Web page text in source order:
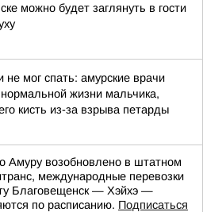
можно будет заглянуть в гости
не мог спать: амурские врачи
нормальной жизни мальчика,
кисть из-за взрыва петарды
Амуру возобновлено в штатном
международные перевозки
Благовещенск — Хэйхэ —
по расписанию. Подписаться